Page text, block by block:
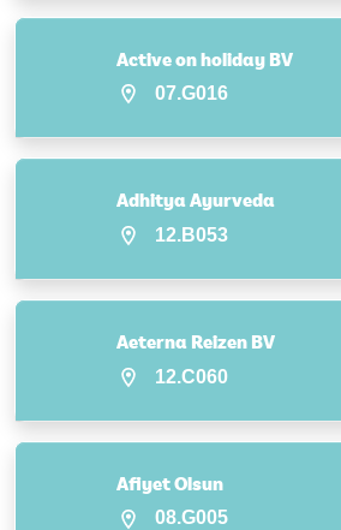
Active on holiday BV
07.G016
Adhitya Ayurveda
12.B053
Aeterna Reizen BV
12.C060
Afiyet Olsun
08.G005